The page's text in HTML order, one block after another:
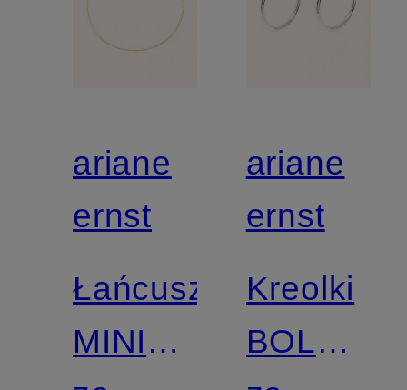
ariane
ernst
Łańcuszek
MINI
ariane
ernst
Kreolki
BOLD